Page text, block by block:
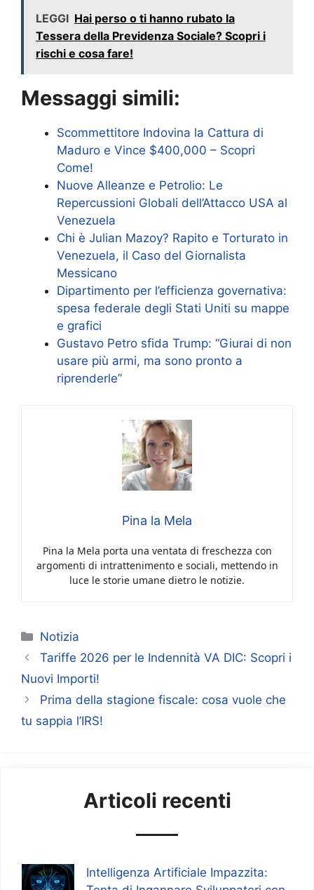
LEGGI Hai perso o ti hanno rubato la
Tessera della Previdenza Sociale? Scopri i
rischi e cosa fare!
Messaggi simili:
Scommettitore Indovina la Cattura di
Maduro e Vince $400,000 – Scopri
Come!
Nuove Alleanze e Petrolio: Le
Repercussioni Globali dell’Attacco USA al
Venezuela
Chi è Julian Mazoy? Rapito e Torturato in
Venezuela, il Caso del Giornalista
Messicano
Dipartimento per l’efficienza governativa:
spesa federale degli Stati Uniti su mappe
e grafici
Gustavo Petro sfida Trump: “Giurai di non
usare più armi, ma sono pronto a
riprenderle”
Pina la Mela
Pina la Mela porta una ventata di freschezza con
argomenti di intrattenimento e sociali, mettendo in
luce le storie umane dietro le notizie.
Categorie
Notizia
Tariffe 2026 per le Indennità VA DIC: Scopri i
Nuovi Importi!
Prima della stagione fiscale: cosa vuole che
tu sappia l’IRS!
Articoli recenti
Intelligenza Artificiale Impazzita: